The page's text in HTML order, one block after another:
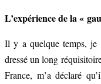
L’expérience de la «
Il y a quelque temps, je
dressé un long
France, m’a déclaré